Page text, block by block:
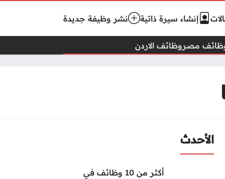
إنشاء سيرة ذاتية نشر وظيفة جديدة
مصروظائف الاردن
الأحدث
أكثر من 10 وظائف في